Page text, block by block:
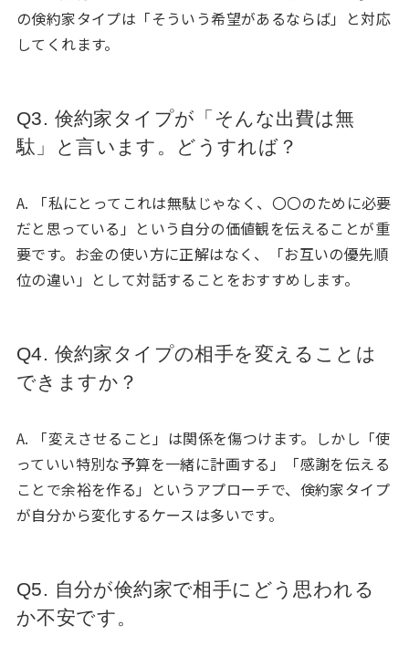
の倹約家タイプは「そういう希望があるならば」と対応
してくれます。
Q3. 倹約家タイプが「そんな出費は無
駄」と言います。どうすれば？
A. 「私にとってこれは無駄じゃなく、〇〇のために必要
だと思っている」という自分の価値観を伝えることが重
要です。お金の使い方に正解はなく、「お互いの優先順
位の違い」として対話することをおすすめします。
Q4. 倹約家タイプの相手を変えることは
できますか？
A. 「変えさせること」は関係を傷つけます。しかし「使
っていい特別な予算を一緒に計画する」「感謝を伝える
ことで余裕を作る」というアプローチで、倹約家タイプ
が自分から変化するケースは多いです。
Q5. 自分が倹約家で相手にどう思われる
か不安です。